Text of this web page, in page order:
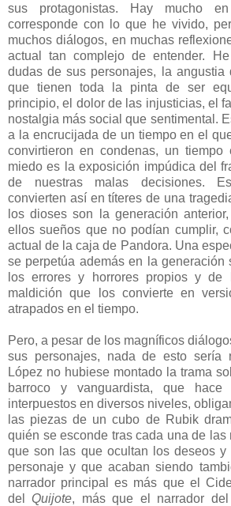
sus protagonistas. Hay mucho
corresponde con lo que he vivido,
muchos diálogos, en muchas
actual tan complejo de entender.
dudas de sus personajes, la angustia
que tienen toda la pinta de ser
principio, el dolor de las injusticias, el
nostalgia más social que sentimental.
a la encrucijada de un tiempo en el
convirtieron en condenas, un
miedo es la exposición impúdica del
de nuestras malas decisiones.
convierten así en títeres de una
los dioses son la generación
ellos sueños que no podían cumplir,
actual de la caja de Pandora. Una
se perpetúa además en la generación
los errores y horrores propios y de
maldición que los convierte en
atrapados en el tiempo.
Pero, a pesar de los magníficos
sus personajes, nada de esto sería
López no hubiese montado la trama
barroco y vanguardista, que hace
interpuestos en diversos niveles,
las piezas de un cubo de Rubik
quién se esconde tras cada una de las
que son las que ocultan los deseos
personaje y que acaban siendo
narrador principal es más que el
delQuijote, más que el narrador